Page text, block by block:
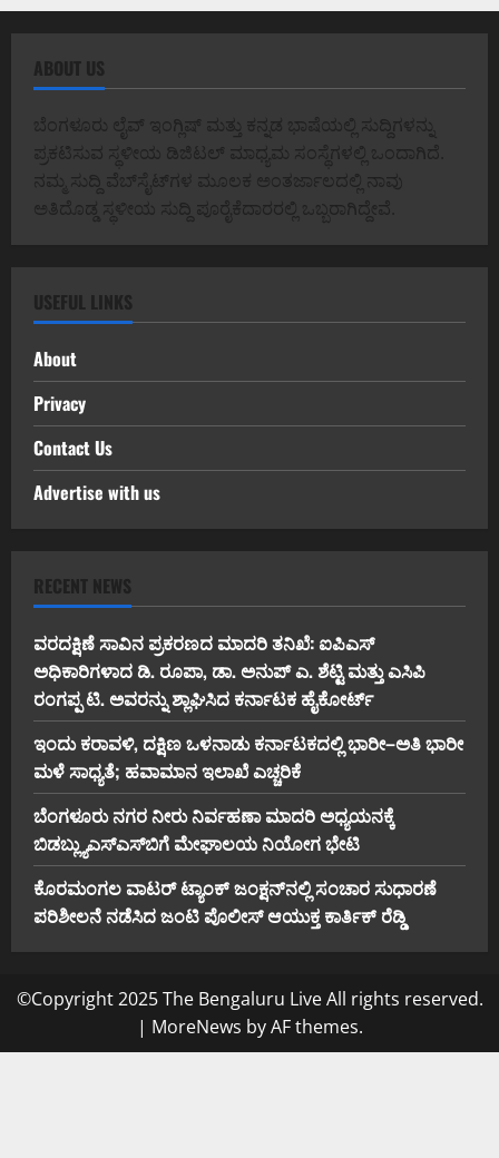
ABOUT US
ಬೆಂಗಳೂರು ಲೈವ್ ಇಂಗ್ಲಿಷ್ ಮತ್ತು ಕನ್ನಡ ಭಾಷೆಯಲ್ಲಿ ಸುದ್ದಿಗಳನ್ನು
ಪ್ರಕಟಿಸುವ ಸ್ಥಳೀಯ ಡಿಜಿಟಲ್ ಮಾಧ್ಯಮ ಸಂಸ್ಥೆಗಳಲ್ಲಿ ಒಂದಾಗಿದೆ.
ನಮ್ಮ ಸುದ್ದಿ ವೆಬ್‌ಸೈಟ್‌ಗಳ ಮೂಲಕ ಅಂತರ್ಜಾಲದಲ್ಲಿ ನಾವು
ಅತಿದೊಡ್ಡ ಸ್ಥಳೀಯ ಸುದ್ದಿ ಪೂರೈಕೆದಾರರಲ್ಲಿ ಒಬ್ಬರಾಗಿದ್ದೇವೆ.
USEFUL LINKS
About
Privacy
Contact Us
Advertise with us
RECENT NEWS
ವರದಕ್ಷಿಣೆ ಸಾವಿನ ಪ್ರಕರಣದ ಮಾದರಿ ತನಿಖೆ: ಐಪಿಎಸ್
ಅಧಿಕಾರಿಗಳಾದ ಡಿ. ರೂಪಾ, ಡಾ. ಅನುಪ್ ಎ. ಶೆಟ್ಟಿ ಮತ್ತು ಎಸಿಪಿ
ರಂಗಪ್ಪ ಟಿ. ಅವರನ್ನು ಶ್ಲಾಘಿಸಿದ ಕರ್ನಾಟಕ ಹೈಕೋರ್ಟ್
ಇಂದು ಕರಾವಳಿ, ದಕ್ಷಿಣ ಒಳನಾಡು ಕರ್ನಾಟಕದಲ್ಲಿ ಭಾರೀ–ಅತಿ ಭಾರೀ
ಮಳೆ ಸಾಧ್ಯತೆ; ಹವಾಮಾನ ಇಲಾಖೆ ಎಚ್ಚರಿಕೆ
ಬೆಂಗಳೂರು ನಗರ ನೀರು ನಿರ್ವಹಣಾ ಮಾದರಿ ಅಧ್ಯಯನಕ್ಕೆ
ಬಿ‌ಡಬ್ಲ್ಯು‌ಎಸ್‌ಎಸ್‌ಬಿಗೆ ಮೇಘಾಲಯ ನಿಯೋಗ ಭೇಟಿ
ಕೊರಮಂಗಲ ವಾಟರ್ ಟ್ಯಾಂಕ್ ಜಂಕ್ಷನ್‌ನಲ್ಲಿ ಸಂಚಾರ ಸುಧಾರಣೆ
ಪರಿಶೀಲನೆ ನಡೆಸಿದ ಜಂಟಿ ಪೊಲೀಸ್ ಆಯುಕ್ತ ಕಾರ್ತಿಕ್ ರೆಡ್ಡಿ
©Copyright 2025 The Bengaluru Live All rights reserved.
| MoreNews by AF themes.